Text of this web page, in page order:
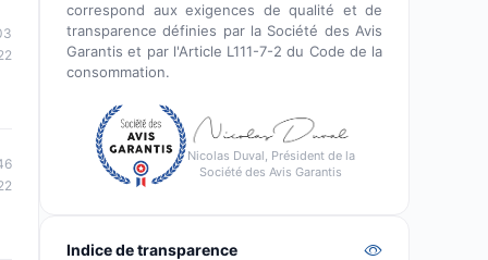
correspond aux exigences de qualité et de
transparence définies par la Société des Avis
Garantis et par l'Article L111-7-2 du Code de la
consommation.
Nicolas Duval, Président de la
Société des Avis Garantis
Indice de transparence